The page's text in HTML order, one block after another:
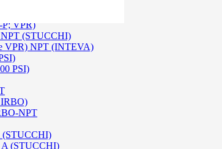
P; VPR)
NPT (STUCCHI)
VPR) NPT (INTEVA)
PSI)
IRBO)
NPT
(STUCCHI)
A (STUCCHI)